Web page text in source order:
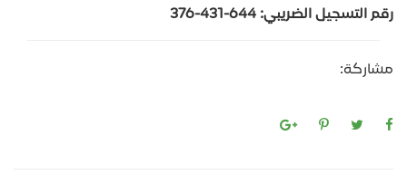
رقم التسجيل الضريبي: 644-431-376
مشاركة: